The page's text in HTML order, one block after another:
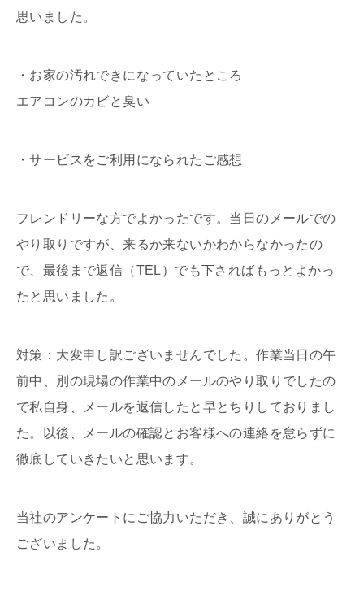
思いました。
・お家の汚れできになっていたところ
エアコンのカビと臭い
・サービスをご利用になられたご感想
フレンドリーな方でよかったです。当日のメールでの
やり取りですが、来るか来ないかわからなかったの
で、最後まで返信（TEL）でも下さればもっとよかっ
たと思いました。
対策：大変申し訳ございませんでした。作業当日の午
前中、別の現場の作業中のメールのやり取りでしたの
で私自身、メールを返信したと早とちりしておりまし
た。以後、メールの確認とお客様への連絡を怠らずに
徹底していきたいと思います。
当社のアンケートにご協力いただき、誠にありがとう
ございました。